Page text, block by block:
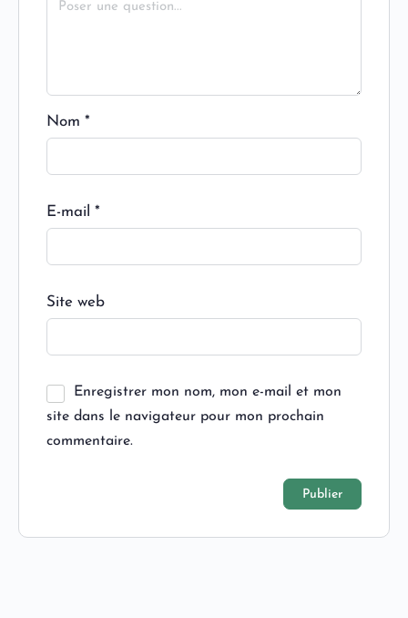
Nom *
E-mail *
Site web
Enregistrer mon nom, mon e-mail et mon
site dans le navigateur pour mon prochain
commentaire.